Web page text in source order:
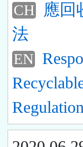
CH
應回
法
EN